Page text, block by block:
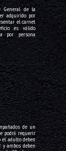
General de la
adquirido por
el carnet
es válido
por persona
de un
podrá requerir
el adulto deben
y ambos deben